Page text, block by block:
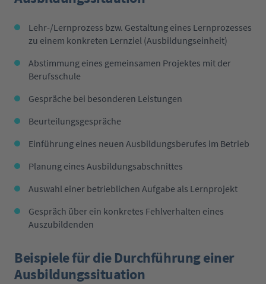
Lehr-/Lernprozess bzw. Gestaltung eines Lernprozesses
zu einem konkreten Lernziel (Ausbildungseinheit)
Abstimmung eines gemeinsamen Projektes mit der
Berufsschule
Gespräche bei besonderen Leistungen
Beurteilungsgespräche
Einführung eines neuen Ausbildungsberufes im Betrieb
Planung eines Ausbildungsabschnittes
Auswahl einer betrieblichen Aufgabe als Lernprojekt
Gespräch über ein konkretes Fehlverhalten eines
Auszubildenden
Beispiele für die Durchführung einer
Ausbildungssituation